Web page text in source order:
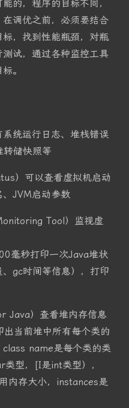
的，程序的目标不同，
调优之前，必须要结合
，找到性能瓶颈，对瓶
试，通过各种监控工具
。
统运行日志、堆栈错误
转储快照等
）可以查看虚拟机启动
、JVM启动参数
Tool）监视虚
毫秒打印一次Java堆状
gc时间等信息），打印
）查看堆内存信息
当前堆中所有每个类的
name是每个类的类
型，[I是int类型），
内存大小，instances是